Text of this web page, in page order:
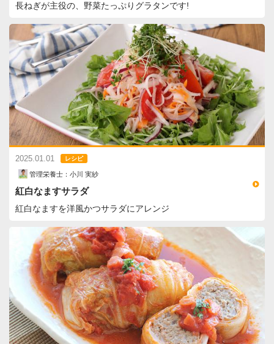
長ねぎが主役の、野菜たっぷりグラタンです!
2025.01.01 レシピ
管理栄養士：小川 実紗
紅白なますサラダ
紅白なますを洋風かつサラダにアレンジ